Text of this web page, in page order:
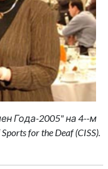
Года-2005" на 4--м
for the Deaf (CISS).